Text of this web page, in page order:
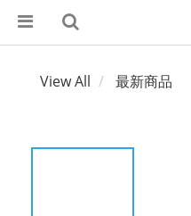
View All 最新商品